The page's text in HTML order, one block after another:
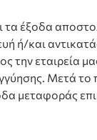
τα έξοδα
ή/και
την εταιρεία
Μετά το
μεταφοράς